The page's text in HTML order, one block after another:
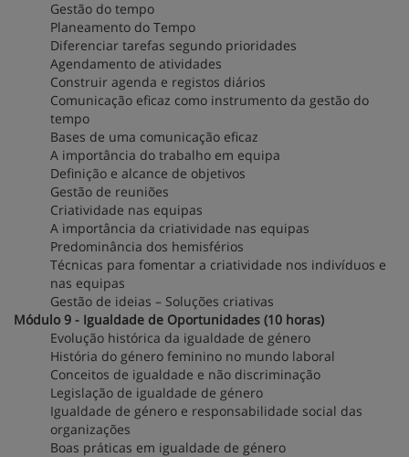
Gestão do tempo
Planeamento do Tempo
Diferenciar tarefas segundo prioridades
Agendamento de atividades
Construir agenda e registos diários
Comunicação eficaz como instrumento da gestão do
tempo
Bases de uma comunicação eficaz
A importância do trabalho em equipa
Definição e alcance de objetivos
Gestão de reuniões
Criatividade nas equipas
A importância da criatividade nas equipas
Predominância dos hemisférios
Técnicas para fomentar a criatividade nos indivíduos e
nas equipas
Gestão de ideias – Soluções criativas
Módulo 9 - Igualdade de Oportunidades (10 horas)
Evolução histórica da igualdade de género
História do género feminino no mundo laboral
Conceitos de igualdade e não discriminação
Legislação de igualdade de género
Igualdade de género e responsabilidade social das
organizações
Boas práticas em igualdade de género